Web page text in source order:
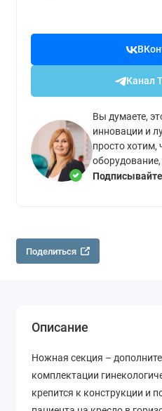
Канал
Вы думаете,
инновации и
просто хотим,
Поделиться
Описание
Ножная секция –
комплектации
крепится к конструкции и